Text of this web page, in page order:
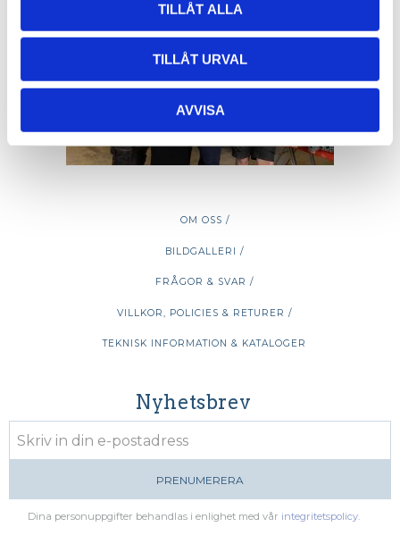
TILLÅT ALLA
TILLÅT URVAL
AVVISA
OM OSS /
BILDGALLERI /
FRÅGOR & SVAR /
VILLKOR, POLICIES & RETURER /
TEKNISK INFORMATION & KATALOGER
Nyhetsbrev
PRENUMERERA
Dina personuppgifter behandlas i enlighet med vår integritetspolicy.